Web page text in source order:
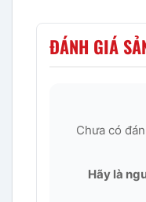
ĐÁNH GIÁ
Chưa có
Hãy là